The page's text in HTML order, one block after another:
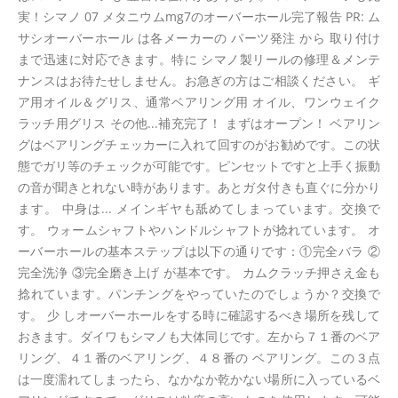
実！シマノ 07 メタニウムmg7のオーバーホール完了報告 PR: ム
サシオーバーホール は各メーカーの パーツ発注 から 取り付け
まで迅速に対応できます。特に シマノ製リールの修理＆メンテ
ナンスはお待たせしません。お急ぎの方はご相談ください。 ギ
ア用オイル＆グリス、通常ベアリング用 オイル、ワンウェイク
ラッチ用グリス その他...補充完了！ まずはオープン！ ベアリン
グはベアリングチェッカーに入れて回すのがお勧めです。この状
態でガリ等のチェックが可能です。ピンセットですと上手く振動
の音が聞きとれない時があります。あとガタ付きも直ぐに分かり
ます。 中身は... メインギヤも舐めてしまっています。交換で
す。 ウォームシャフトやハンドルシャフトが捻れています。 オ
ーバーホールの基本ステップは以下の通りです：①完全バラ ②
完全洗浄 ③完全磨き上げ が基本です。 カムクラッチ押さえ金も
捻れています。パンチングをやっていたのでしょうか？交換で
す。 少 しオーバーホールをする時に確認するべき場所を残して
おきます。ダイワもシマノも大体同じです。左から７１番のベア
リング、４１番のベアリング、４８番の ベアリング。この３点
は一度濡れてしまったら、なかなか乾かない場所に入っているベ